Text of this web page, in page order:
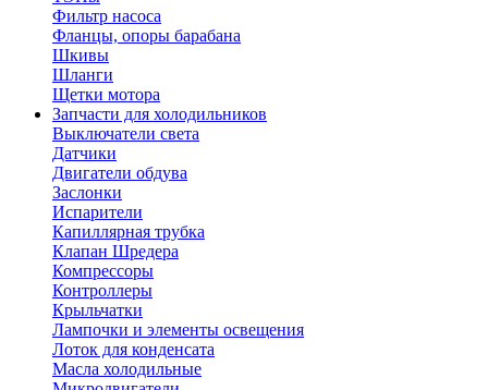
Фильтр насоса
Фланцы, опоры барабана
Шкивы
Шланги
Щетки мотора
Запчасти для холодильников
Выключатели света
Датчики
Двигатели обдува
Заслонки
Испарители
Капиллярная трубка
Клапан Шредера
Компрессоры
Контроллеры
Крыльчатки
Лампочки и элементы освещения
Лоток для конденсата
Масла холодильные